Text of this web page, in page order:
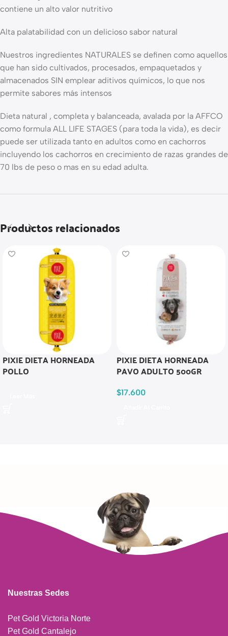
contiene un alto valor nutritivo
Alta palatabilidad con un delicioso sabor natural
Nuestros ingredientes NATURALES se definen como aquellos
que han sido cultivados, procesados, empaquetados y
almacenados SIN emplear aditivos químicos, lo que nos
permite sabores más intensos
Dieta natural , completa y balanceada, avalada por la AFFCO
como formula ALL LIFE STAGES (para toda la vida), es decir
puede ser utilizada tanto en adultos como en cachorros
incluyendo los cachorros en crecimiento de razas grandes de
70 lbs de peso o mas en su edad adulta.
Productos relacionados
PIXIE DIETA HORNEADA
POLLO
PIXIE DIETA HORNEADA
PAVO ADULTO 500GR
$17.600
Nuestras Sedes
Pet Gold Victoria Norte
Pet Gold Cantalejo